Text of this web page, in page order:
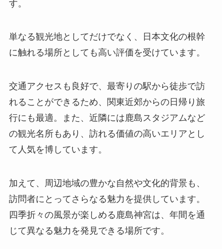
す。
単なる観光地としてだけでなく、日本文化の根幹
に触れる場所としても高い評価を受けています。
交通アクセスも良好で、最寄りの駅から徒歩で訪
れることができるため、関東近郊からの日帰り旅
行にも最適。また、近隣には鹿島スタジアムなど
の観光名所もあり、訪れる価値の高いエリアとし
て人気を博しています。
加えて、周辺地域の豊かな自然や文化的背景も、
訪問者にとってさらなる魅力を提供しています。
四季折々の風景が楽しめる鹿島神宮は、年間を通
じて異なる魅力を発見できる場所です。